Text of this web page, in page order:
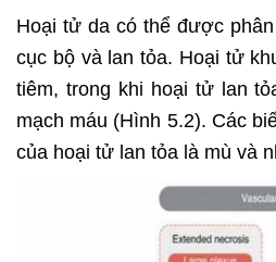
Hoại tử da có thể được
cục bộ và lan tỏa. Hoại tử
tiêm, trong khi hoại tử lan
mạch máu (Hình 5.2). Các
của hoại tử lan tỏa là mù và